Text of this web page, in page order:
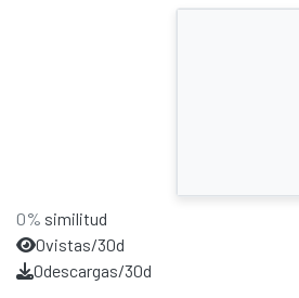
0% similitud
0vistas/30d
0descargas/30d